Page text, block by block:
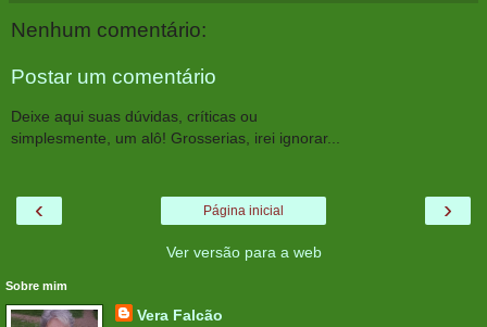
Nenhum comentário:
Postar um comentário
Deixe aqui suas dúvidas, críticas ou
simplesmente, um alô! Grosserias, irei ignorar...
‹ ›
Página inicial
Ver versão para a web
Sobre mim
Vera Falcão